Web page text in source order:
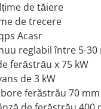
de tăiere
de trecere
Acasr
reglabil între 5-
ferăstrău x 75 kW
de 3 kW
ferăstrău 70 mm